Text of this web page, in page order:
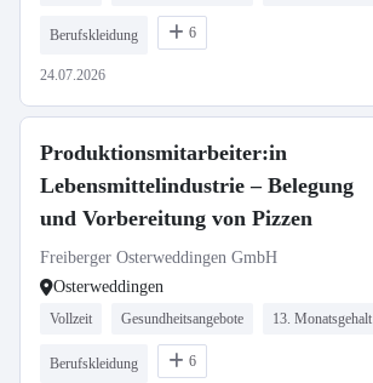
Berufskleidung 6
24.07.2026
Produktionsmitarbeiter:in
Lebensmittelindustrie – Belegung
und Vorbereitung von Pizzen
Freiberger Osterweddingen GmbH
Osterweddingen
Vollzeit Gesundheitsangebote 13. Monatsgehalt
Berufskleidung 6